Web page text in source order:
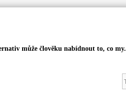
může člověku nabídnout to, co my.